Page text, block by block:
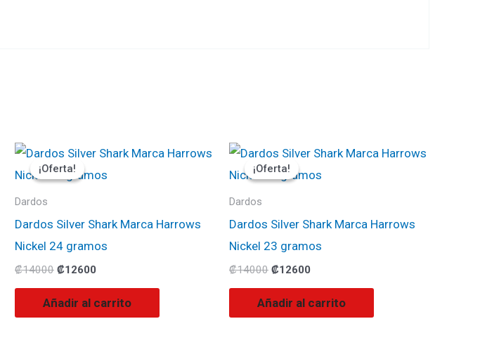
¡Oferta!
¡Oferta!
Dardos
Dardos Silver Shark Marca Harrows
Nickel 24 gramos
₡14000
El
precio
original
₡12600
El
precio
actual
Añadir al carrito
¡Oferta!
¡Oferta!
Dardos
Dardos Silver Shark Marca Harrows
Nickel 23 gramos
₡14000
El
precio
original
₡12600
El
precio
actual
Añadir al carrito